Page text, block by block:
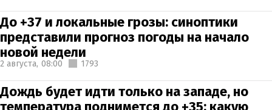
До +37 и локальные грозы: синоптики
представили прогноз погоды на начало
новой недели
2 августа, 08:00 1793
Дождь будет идти только на западе, но
температура поднимется до +35: какую